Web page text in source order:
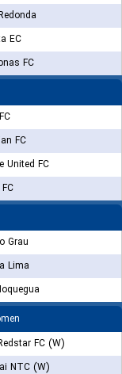
EC
FC
FC
United FC
Grau
Lima
FC (W)
NTC (W)